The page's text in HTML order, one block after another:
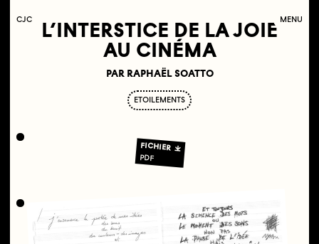
COLLECTIF
JEUNE
C MENU
L’INTERSTICE DE LA JOIE
AU CINÉMA
PAR RAPHAËL SOATTO
ETOILEMENTS
FICHIER
PDF